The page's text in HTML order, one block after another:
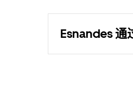
Esnandes 通